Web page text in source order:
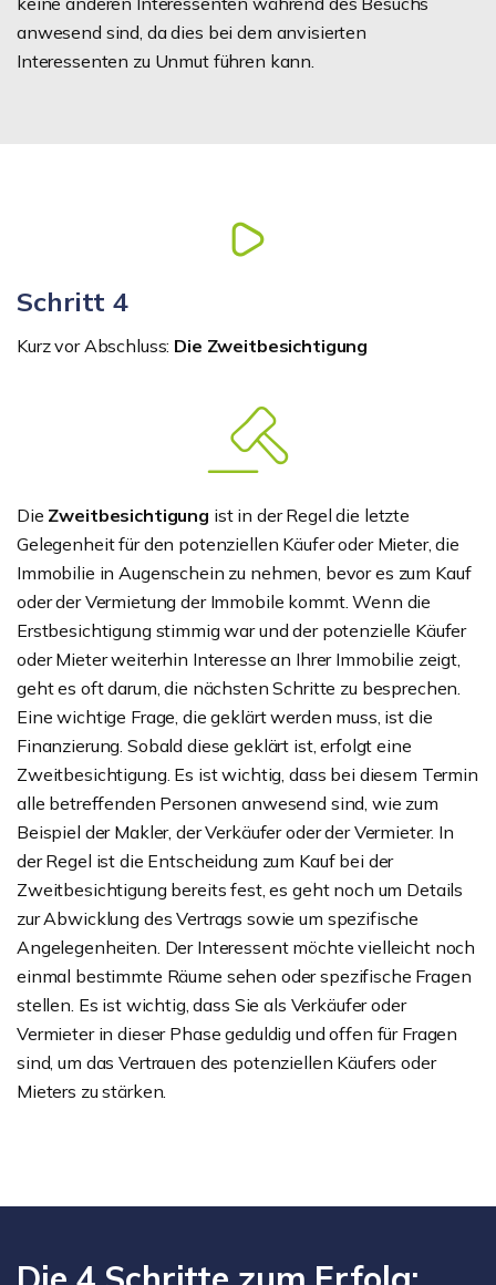
anwesend sind, da dies bei dem anvisierten
Interessenten zu Unmut führen kann.
Schritt 4
Kurz vor Abschluss: Die Zweitbesichtigung
Die Zweitbesichtigung ist in der Regel die letzte
Gelegenheit für den potenziellen Käufer oder Mieter, die
Immobilie in Augenschein zu nehmen, bevor es zum Kauf
oder der Vermietung der Immobile kommt. Wenn die
Erstbesichtigung stimmig war und der potenzielle Käufer
oder Mieter weiterhin Interesse an Ihrer Immobilie zeigt,
geht es oft darum, die nächsten Schritte zu besprechen.
Eine wichtige Frage, die geklärt werden muss, ist die
Finanzierung. Sobald diese geklärt ist, erfolgt eine
Zweitbesichtigung. Es ist wichtig, dass bei diesem Termin
alle betreffenden Personen anwesend sind, wie zum
Beispiel der Makler, der Verkäufer oder der Vermieter. In
der Regel ist die Entscheidung zum Kauf bei der
Zweitbesichtigung bereits fest, es geht noch um Details
zur Abwicklung des Vertrags sowie um spezifische
Angelegenheiten. Der Interessent möchte vielleicht noch
einmal bestimmte Räume sehen oder spezifische Fragen
stellen. Es ist wichtig, dass Sie als Verkäufer oder
Vermieter in dieser Phase geduldig und offen für Fragen
sind, um das Vertrauen des potenziellen Käufers oder
Mieters zu stärken.